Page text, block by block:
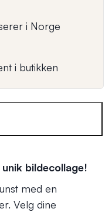
i Norge
i butikken
bildecollage!
med en
Velg dine